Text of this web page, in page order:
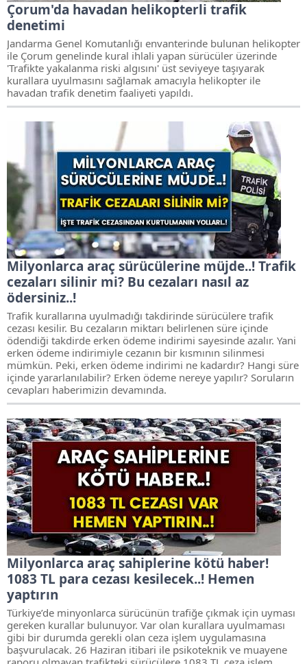
Çorum'da havadan helikopterli trafik
denetimi
Jandarma Genel Komutanlığı envanterinde bulunan helikopter
ile Çorum genelinde kural ihlali yapan sürücüler üzerinde
'Trafikte yakalanma riski algısını' üst seviyeye taşıyarak
kurallara uyulmasını sağlamak amacıyla helikopter ile
havadan trafik denetim faaliyeti yapıldı.
Milyonlarca araç sürücülerine müjde..! Trafik
cezaları silinir mi? Bu cezaları nasıl az
ödersiniz..!
Trafik kurallarına uyulmadığı takdirinde sürücülere trafik
cezası kesilir. Bu cezaların miktarı belirlenen süre içinde
ödendiği takdirde erken ödeme indirimi sayesinde azalır. Yani
erken ödeme indirimiyle cezanın bir kısmının silinmesi
mümkün. Peki, erken ödeme indirimi ne kadardır? Hangi süre
içinde yararlanılabilir? Erken ödeme nereye yapılır? Soruların
cevapları haberimizin devamında.
Milyonlarca araç sahiplerine kötü haber!
1083 TL para cezası kesilecek..! Hemen
yaptırın
Türkiye’de minyonlarca sürücünün trafiğe çıkmak için uyması
gereken kurallar bulunuyor. Var olan kurallara uyulmaması
gibi bir durumda gerekli olan ceza işlem uygulamasına
başvurulacak. 26 Haziran itibari ile psikoteknik ve muayene